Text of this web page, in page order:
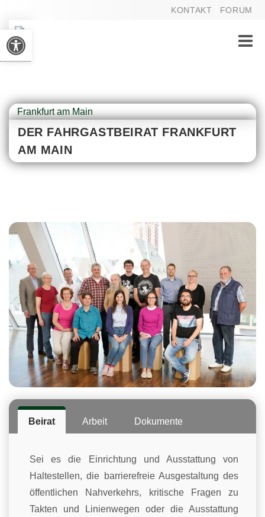
Werkzeugleiste öffnen
KONTAKT FORUM
Toggle
Frankfurt am Main
DER FAHRGASTBEIRAT FRANKFURT
AM MAIN
Beirat Arbeit Dokumente
Sei es die Einrichtung und Ausstattung von
Haltestellen, die barrierefreie Ausgestaltung des
öffentlichen Nahverkehrs, kritische Fragen zu
Takten und Linienwegen oder die Ausstattung